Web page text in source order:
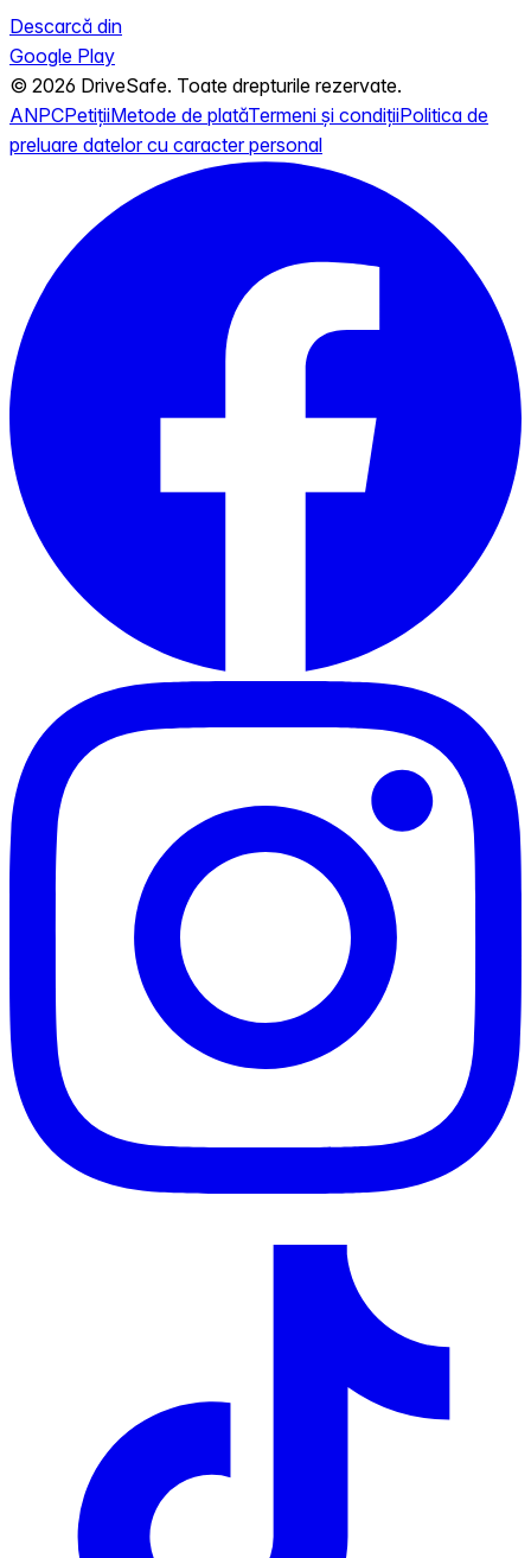
Descarcă din
Google Play
© 2026 DriveSafe. Toate drepturile rezervate.
ANPCPetițiiMetode de platăTermeni și condițiiPolitica de
preluare datelor cu caracter personal